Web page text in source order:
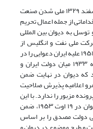
به عنوان مثال، زمانی که مجلس ایران در اسفند ۱۳۲۹ ملی شدن صنعت
از جمله اعمال تحریم
به دیوان بین المللی
ملی نفت و انگلیس از
صنعت نفت ایران شود. در نتیجه، در ۲۶ می ۱۹۵۱ علیه ایران دعوایی را در
دیوان به دلیل لغو یک جانبه موافقت نامه ۱۹۳۳ میان دولت ایران و
که دیوان در نهایت ضمن
اعلامیه پذیرش صلاحیت
مزبور را ندارد. با این
حال، بریتانیا یک سال بعد از صدور رأی دیوان در ۱۹ اوت ۱۹۵۳، ضمن
دولت مصدق را بر اساس